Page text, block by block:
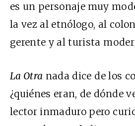
es un personaje muy
la vez al etnólogo, al
gerente y al turista
La Otra nada dice de los
¿quiénes eran, de dónde
lector inmaduro pero